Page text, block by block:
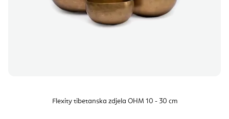
Flexity tibetanska zdjela OHM 10 - 30 cm